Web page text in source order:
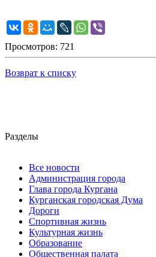
Просмотров: 721
Возврат к списку
Разделы
Все новости
Администрация города
Глава города Кургана
Курганская городская Дума
Дороги
Спортивная жизнь
Культурная жизнь
Образование
Общественная палата